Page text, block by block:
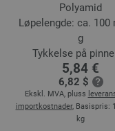
Polyamid
Løpelengde: ca. 100
g
Tykkelse på
5,84 €
6,82 $
Ekskl. MVA, pluss
importkostnader, Basispris:
kg